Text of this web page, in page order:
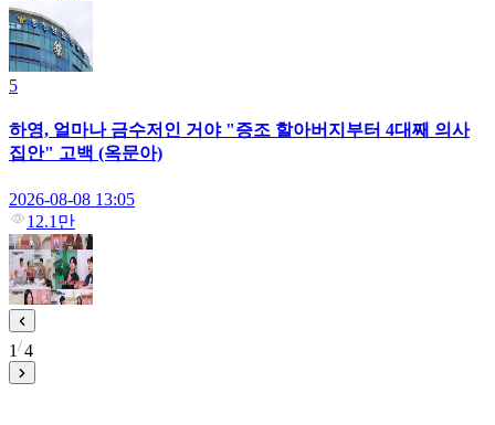
5
하영, 얼마나 금수저인 거야 "증조 할아버지부터 4대째 의사
집안" 고백 (옥문아)
2026-08-08 13:05
12.1만
1 4